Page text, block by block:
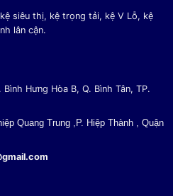
siêu thị, kệ trọng tải, kệ V Lỗ, kệ
lân cận.
Hưng Hòa B, Q. Bình Tân, TP.
Quang Trung ,P. Hiệp Thành , Quận